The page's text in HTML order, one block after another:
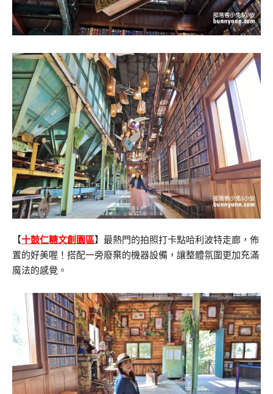
【十鼓仁糖文創園區】最熱門的拍照打卡點哈利波特走廊，佈
置的好美喔！搭配一旁廢棄的機器設備，讓整體氛圍更加充滿
魔法的感覺。